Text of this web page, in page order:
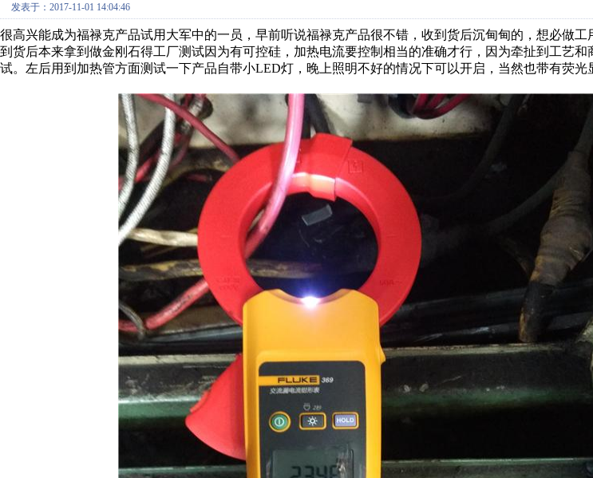
发表于：2017-11-01 14:04:46
很高兴能成为福禄克产品试用大军中的一员，早前听说福禄克产品很不错，收到货后沉甸甸的，想必做工
到货后本来拿到做金刚石得工厂测试因为有可控硅，加热电流要控制相当的准确才行，因为牵扯到工艺和
试。左后用到加热管方面测试一下产品自带小LED灯，晚上照明不好的情况下可以开启，当然也带有荧光